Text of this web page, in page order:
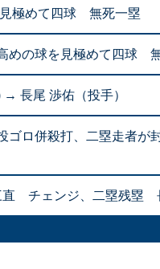
極めて四球 無死一塁
めの球を見極めて四球
→ 長尾 渉佑（投手）
ロ併殺打、二塁走者
チェンジ、二塁残塁